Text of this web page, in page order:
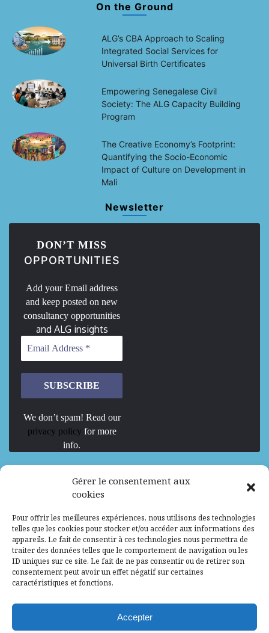
Gérer le consentement aux
cookies
Pour offrir les meilleures expériences, nous utilisons des technologies
telles que les cookies pour stocker et/ou accéder aux informations des
appareils. Le fait de consentir à ces technologies nous permettra de
traiter des données telles que le comportement de navigation ou les
ID uniques sur ce site. Le fait de ne pas consentir ou de retirer son
consentement peut avoir un effet négatif sur certaines
caractéristiques et fonctions.
Accepter
On the Ground
ALG’s CBA Approach to Scaling
Integrated Social Services for
Universal Birth Certificates
Empowering Senegalese Civil
Society: The ALG Capacity Building
Program
The Creative Economy’s Footprint:
Quantifying the Socio-Economic
Impact of Culture on Development in
Mali
Newsletter
DON’T MISS
OPPORTUNITIES
Add your Email address
and keep posted on new
consultancy opportunities
and ALG insights
We don’t spam! Read our
privacy policy for more
info.
We are Hiring
Mission d’excellence en IA, Machine
Learning et LLM
Abidjan, Côte d'Ivoire ALG Consultant
Research Assistants – Accra